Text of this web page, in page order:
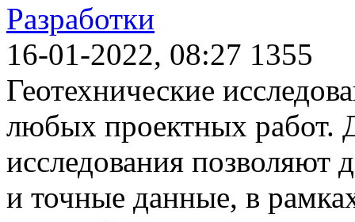
Разработки
16-01-2022, 08:27 1355
Геотехнические
любых проектных работ.
исследования позволяют
и точные данные, в